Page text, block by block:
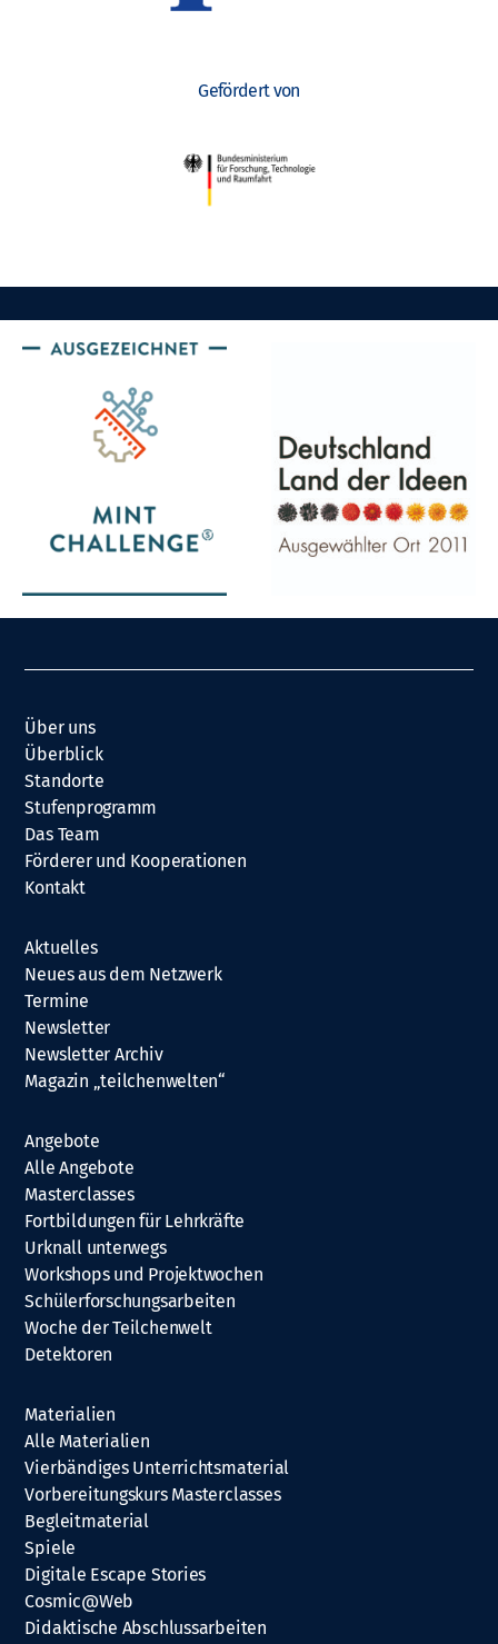
Gefördert von
Über uns
Überblick
Standorte
Stufenprogramm
Das Team
Förderer und Kooperationen
Kontakt
Aktuelles
Neues aus dem Netzwerk
Termine
Newsletter
Newsletter Archiv
Magazin „teilchenwelten“
Angebote
Alle Angebote
Masterclasses
Fortbildungen für Lehrkräfte
Urknall unterwegs
Workshops und Projektwochen
Schülerforschungsarbeiten
Woche der Teilchenwelt
Detektoren
Materialien
Alle Materialien
Vierbändiges Unterrichtsmaterial
Vorbereitungskurs Masterclasses
Begleitmaterial
Spiele
Digitale Escape Stories
Cosmic@Web
Didaktische Abschlussarbeiten